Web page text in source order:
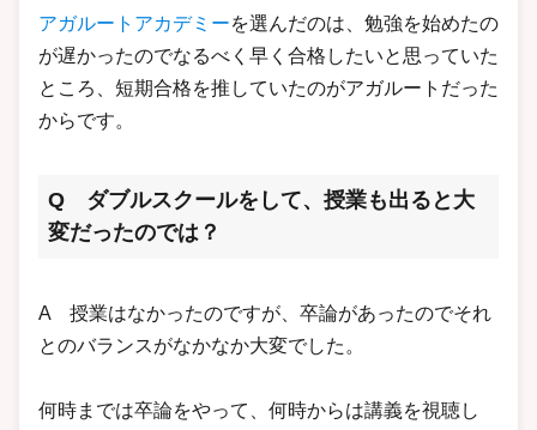
アガルートアカデミーを選んだのは、勉強を始めたの
が遅かったのでなるべく早く合格したいと思っていた
ところ、短期合格を推していたのがアガルートだった
からです。
Q ダブルスクールをして、授業も出ると大
変だったのでは？
A 授業はなかったのですが、卒論があったのでそれ
とのバランスがなかなか大変でした。
何時までは卒論をやって、何時からは講義を視聴し